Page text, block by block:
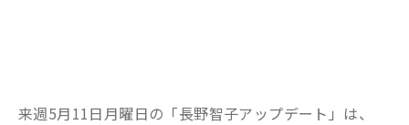
来週5月11日月曜日の「長野智子アップデート」は、